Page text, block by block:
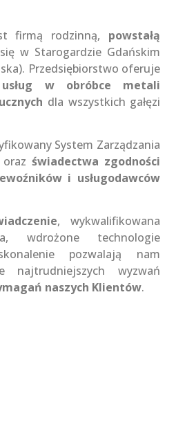
firmą rodzinną, powstałą
w Starogardzie Gdańskim
Przedsiębiorstwo oferuje
w obróbce metali
dla wszystkich gałęzi
System Zarządzania
świadectwa zgodności
i usługodawców
, wykwalifikowana
wdrożone technologie
pozwalają nam
najtrudniejszych wyzwań
naszych Klientów.